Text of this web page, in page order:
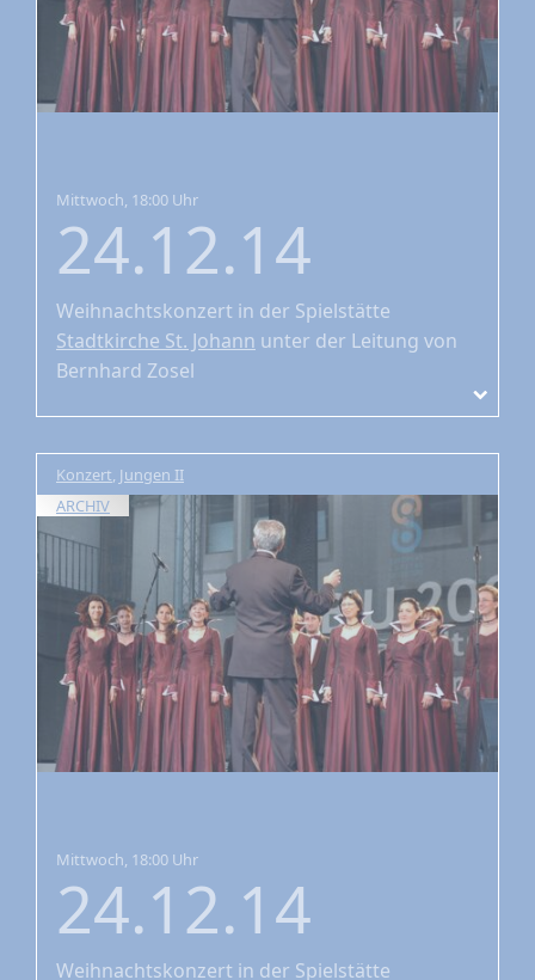
Mittwoch, 18:00 Uhr
24.12.14
Weihnachtskonzert in der Spielstätte
Stadtkirche St. Johann unter der Leitung von
Bernhard Zosel
Konzert, Jungen II
ARCHIV
Mittwoch, 18:00 Uhr
24.12.14
Weihnachtskonzert in der Spielstätte